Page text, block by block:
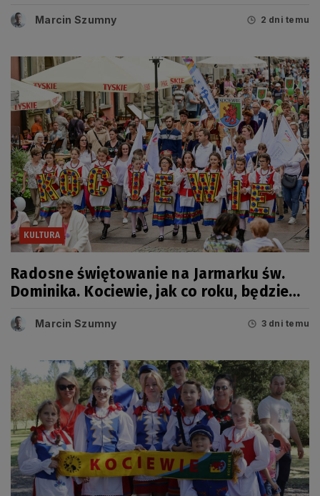
Marcin Szumny 2 dni temu
KULTURA
Radosne świętowanie na Jarmarku św.
Dominika. Kociewie, jak co roku, będzie
Marcin Szumny 3 dni temu